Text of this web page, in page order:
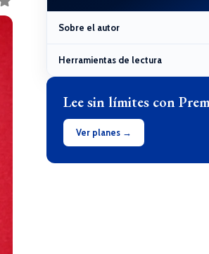
Sobre el autor
Herramientas de lectura
Lee sin límites con
Ver planes →